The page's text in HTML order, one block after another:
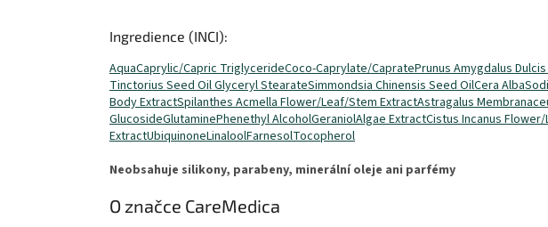
Ingredience (INCI):
AquaCaprylic/Capric TriglycerideCoco-Caprylate/CapratePrunus Amygdalus
Tinctorius Seed OilGlyceryl StearateSimmondsia Chinensis Seed OilCera Alba
Body ExtractSpilanthes Acmella Flower/Leaf/Stem ExtractAstragalus
GlucosideGlutaminePhenethyl AlcoholGeraniolAlgae ExtractCistus Incanus
ExtractUbiquinoneLinaloolFarnesolTocopherol
Neobsahuje silikony, parabeny, minerální oleje ani parfémy
O značce CareMedica